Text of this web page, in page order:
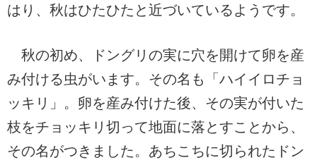
はり、秋はひたひたと近づいているようです。
秋の初め、ドングリの実に穴を開けて卵を産
み付ける虫がいます。その名も「ハイイロチョ
ッキリ」。卵を産み付けた後、その実が付いた
枝をチョッキリ切って地面に落とすことから、
その名がつきました。あちこちに切られたドン